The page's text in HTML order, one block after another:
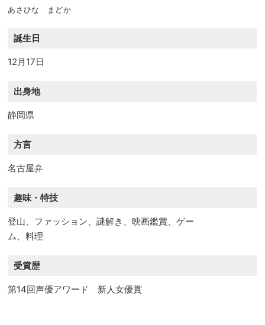
あさひな まどか
誕生日
12月17日
出身地
静岡県
方言
名古屋弁
趣味・特技
登山、ファッション、謎解き、映画鑑賞、ゲー
ム、料理
受賞歴
第14回声優アワード 新人女優賞